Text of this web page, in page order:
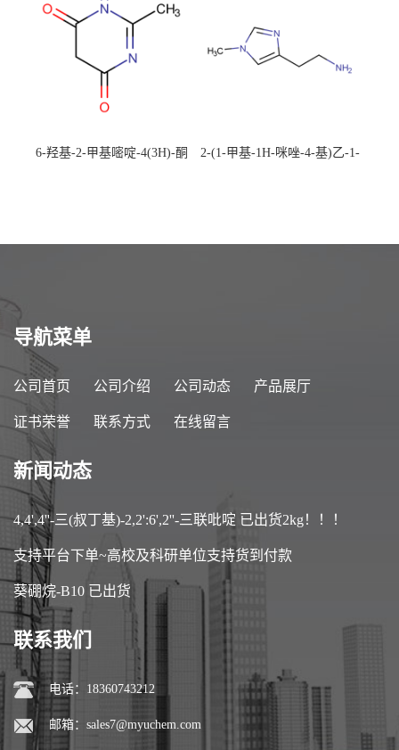
6-羟基-2-甲基嘧啶-4(3H)-酮
2-(1-甲基-1H-咪唑-4-基)乙-1-
导航菜单
公司首页 公司介绍 公司动态 产品展厅
证书荣誉 联系方式 在线留言
新闻动态
4,4',4''-三(叔丁基)-2,2':6',2''-三联吡啶 已出货2kg！！！
支持平台下单~高校及科研单位支持货到付款
葵硼烷-B10 已出货
联系我们
电话：18360743212
邮箱： sales7@myuchem.com